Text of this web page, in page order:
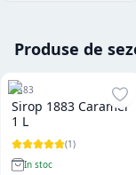
Produse de
1883
Sirop 1883 Caramel
1 L
(1)
In stoc